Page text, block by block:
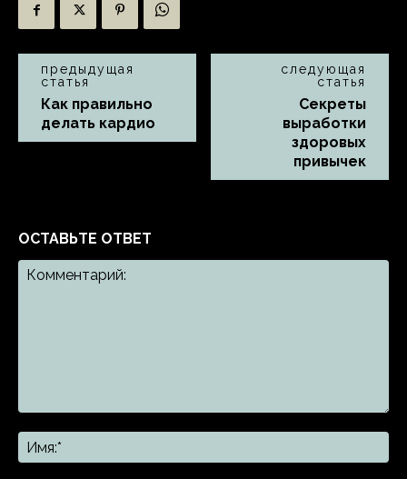
предыдущая
статья
Как правильно
делать кардио
следующая
статья
Секреты
выработки
здоровых
привычек
ОСТАВЬТЕ ОТВЕТ